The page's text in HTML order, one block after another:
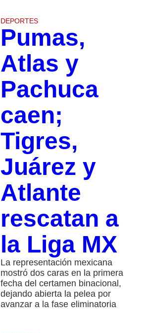
DEPORTES
Pumas,
Atlas y
Pachuca
caen;
Tigres,
Juárez y
Atlante
rescatan a
la Liga MX
La representación mexicana
mostró dos caras en la primera
fecha del certamen binacional,
dejando abierta la pelea por
avanzar a la fase eliminatoria